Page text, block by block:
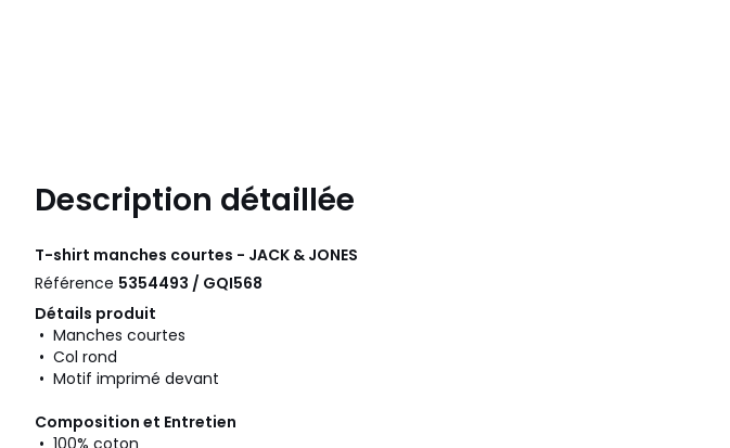
Description détaillée
T-shirt manches courtes - JACK & JONES
Référence 5354493 / GQI568
Détails produit
• Manches courtes
• Col rond
• Motif imprimé devant
Composition et Entretien